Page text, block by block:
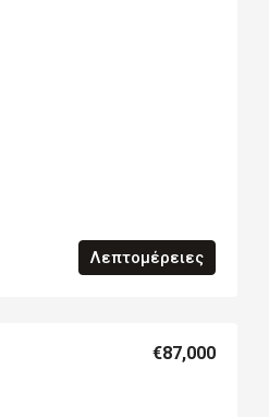
Λεπτομέρειες
€87,000